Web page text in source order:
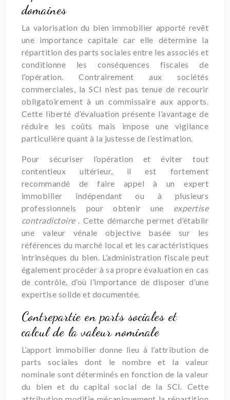
domaines
La valorisation du bien immobilier apporté revêt
une importance capitale car elle détermine la
répartition des parts sociales entre les associés et
conditionne les conséquences fiscales de
l’opération. Contrairement aux sociétés
commerciales, la SCI n’est pas tenue de recourir
obligatoirement à un commissaire aux apports.
Cette liberté d’évaluation présente l’avantage de
réduire les coûts mais impose une vigilance
particulière quant à la justesse de l’estimation.
Pour sécuriser l’opération et éviter tout
contentieux ultérieur, il est fortement
recommandé de faire appel à un expert
immobilier indépendant ou à plusieurs
professionnels pour obtenir une expertise
contradictoire . Cette démarche permet d’établir
une valeur vénale objective basée sur les
références du marché local et les caractéristiques
intrinsèques du bien. L’administration fiscale peut
également procéder à sa propre évaluation en cas
de contrôle, d’où l’importance de disposer d’une
expertise solide et documentée.
Contrepartie en parts sociales et
calcul de la valeur nominale
L’apport immobilier donne lieu à l’attribution de
parts sociales dont le nombre et la valeur
nominale sont déterminés en fonction de la valeur
du bien et du capital social de la SCI. Cette